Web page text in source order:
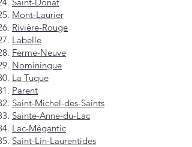
Mont-Laurier
Rivière-Rouge
Labelle
Ferme-Neuve
Nominingue
La Tuque
Parent
Saint-Michel-des-Saints
Sainte-Anne-du-Lac
Lac-Mégantic
Saint-Lin-Laurentides